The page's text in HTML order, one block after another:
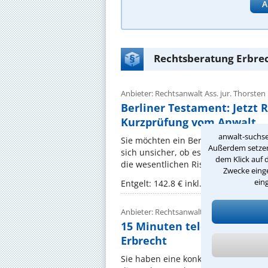
anwalt-
Außerdem
dem Klick auf
Zwecke
Rechtsberatung
Anbieter: Rechtsanwalt Ass. jur. Thorsten
Berliner Testament: Jetzt
Kurzprüfung vom Anwalt
Sie möchten ein Berliner
sich unsicher, ob es zu Ihrer
die wesentlichen Risiken – etwa ...
Entgelt: 142.8 € inkl. MwSt.
Anbieter: Rechtsanwalt Bernhard Müller
15 Minuten telefonische
Erbrecht
Sie haben eine konkrete Frage im